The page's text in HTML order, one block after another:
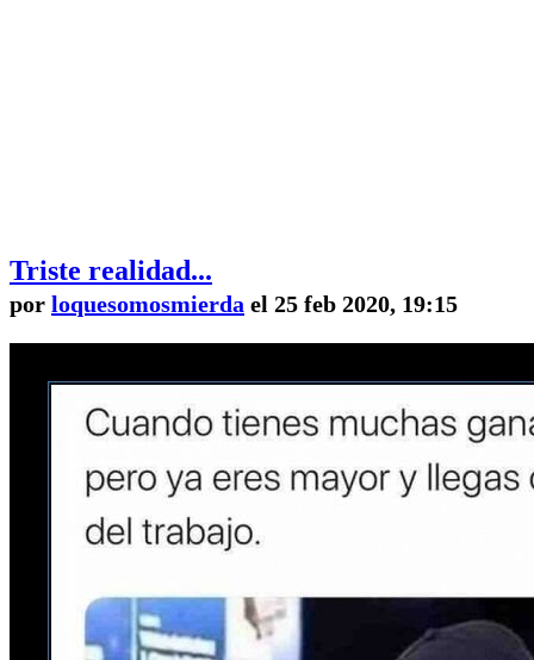
Triste realidad...
por loquesomosmierda el 25 feb 2020, 19:15